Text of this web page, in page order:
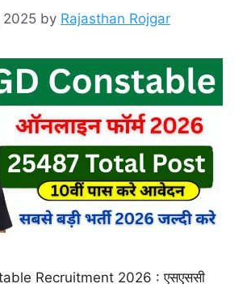
2025 by Rajasthan Rojgar
Recruitment 2026 : एसएससी